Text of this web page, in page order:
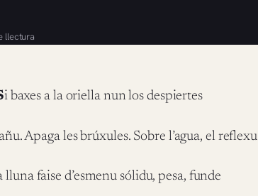
llectura
i baxes a la oriella nun los despiertes
Apaga les brúxules. Sobre l’agua, el reflexu
lluna faise d’esmenu sólidu, pesa, funde